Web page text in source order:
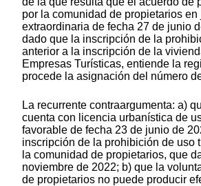
por la comunidad de propietarios en
extraordinaria de fecha 27 de junio
dado que la inscripción de la
anterior a la inscripción de la
Empresas Turísticas, entiende la
procede la asignación del número
La recurrente contraargumenta: a)
cuenta con licencia urbanística de
favorable de fecha 23 de junio de
inscripción de la prohibición de uso
la comunidad de propietarios, que
noviembre de 2022; b) que la
de propietarios no puede producir